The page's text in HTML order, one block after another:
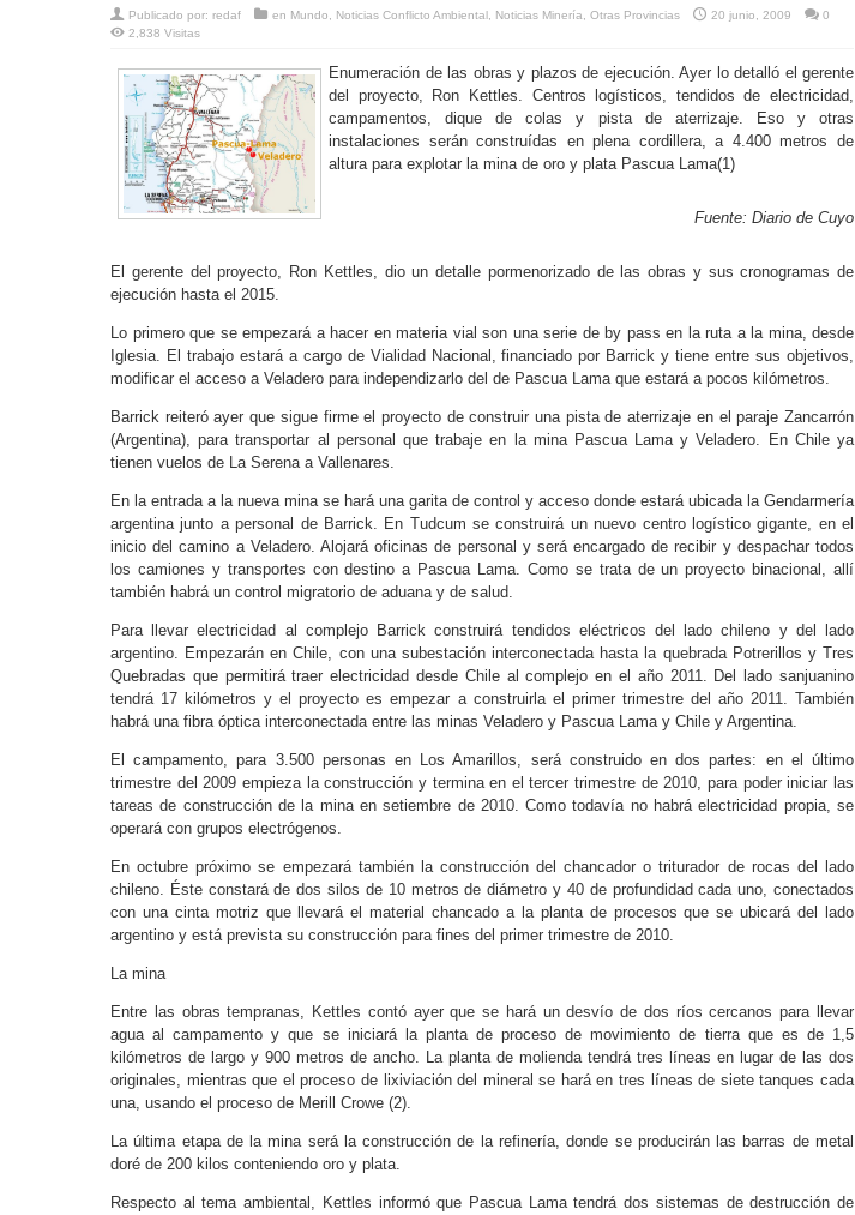
Publicado por: redaf en Mundo Noticias Conflicto Ambiental Noticias Minería Otras Provincias 20 junio, 2009
0
2,838 Visitas
Enumeración de las obras y plazos de ejecución. Ayer lo detalló el gerente
del proyecto, Ron Kettles. Centros logísticos, tendidos de electricidad,
campamentos, dique de colas y pista de aterrizaje. Eso y otras
instalaciones serán construídas en plena cordillera, a 4.400 metros de
altura para explotar la mina de oro y plata Pascua Lama(1)
Fuente: Diario de Cuyo
El gerente del proyecto, Ron Kettles, dio un detalle pormenorizado de las obras y sus cronogramas de
ejecución hasta el 2015.
Lo primero que se empezará a hacer en materia vial son una serie de by pass en la ruta a la mina, desde
Iglesia. El trabajo estará a cargo de Vialidad Nacional, financiado por Barrick y tiene entre sus objetivos,
modificar el acceso a Veladero para independizarlo del de Pascua Lama que estará a pocos kilómetros.
Barrick reiteró ayer que sigue firme el proyecto de construir una pista de aterrizaje en el paraje Zancarrón
(Argentina), para transportar al personal que trabaje en la mina Pascua Lama y Veladero. En Chile ya
tienen vuelos de La Serena a Vallenares.
En la entrada a la nueva mina se hará una garita de control y acceso donde estará ubicada la Gendarmería
argentina junto a personal de Barrick. En Tudcum se construirá un nuevo centro logístico gigante, en el
inicio del camino a Veladero. Alojará oficinas de personal y será encargado de recibir y despachar todos
los camiones y transportes con destino a Pascua Lama. Como se trata de un proyecto binacional, allí
también habrá un control migratorio de aduana y de salud.
Para llevar electricidad al complejo Barrick construirá tendidos eléctricos del lado chileno y del lado
argentino. Empezarán en Chile, con una subestación interconectada hasta la quebrada Potrerillos y Tres
Quebradas que permitirá traer electricidad desde Chile al complejo en el año 2011. Del lado sanjuanino
tendrá 17 kilómetros y el proyecto es empezar a construirla el primer trimestre del año 2011. También
habrá una fibra óptica interconectada entre las minas Veladero y Pascua Lama y Chile y Argentina.
El campamento, para 3.500 personas en Los Amarillos, será construido en dos partes: en el último
trimestre del 2009 empieza la construcción y termina en el tercer trimestre de 2010, para poder iniciar las
tareas de construcción de la mina en setiembre de 2010. Como todavía no habrá electricidad propia, se
operará con grupos electrógenos.
En octubre próximo se empezará también la construcción del chancador o triturador de rocas del lado
chileno. Éste constará de dos silos de 10 metros de diámetro y 40 de profundidad cada uno, conectados
con una cinta motriz que llevará el material chancado a la planta de procesos que se ubicará del lado
argentino y está prevista su construcción para fines del primer trimestre de 2010.
La mina
Entre las obras tempranas, Kettles contó ayer que se hará un desvío de dos ríos cercanos para llevar
agua al campamento y que se iniciará la planta de proceso de movimiento de tierra que es de 1,5
kilómetros de largo y 900 metros de ancho. La planta de molienda tendrá tres líneas en lugar de las dos
originales, mientras que el proceso de lixiviación del mineral se hará en tres líneas de siete tanques cada
una, usando el proceso de Merill Crowe (2).
La última etapa de la mina será la construcción de la refinería, donde se producirán las barras de metal
doré de 200 kilos conteniendo oro y plata.
Respecto al tema ambiental, Kettles informó que Pascua Lama tendrá dos sistemas de destrucción de